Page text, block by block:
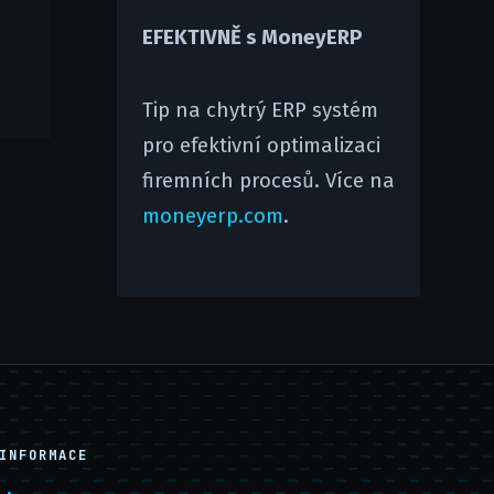
EFEKTIVNĚ s MoneyERP
Tip na chytrý ERP systém
pro efektivní optimalizaci
firemních procesů. Více na
moneyerp.com.
INFORMACE